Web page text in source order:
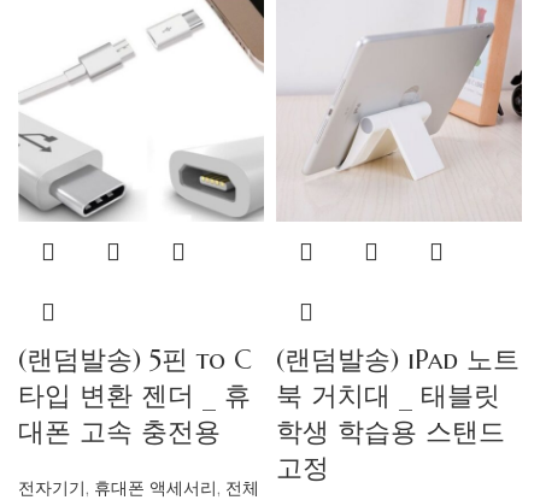
(랜덤발송) 5핀 to C
타입 변환 젠더 _ 휴
대폰 고속 충전용
전자기기, 휴대폰 액세서리, 전체
(랜덤발송) iPad 노트
북 거치대 _ 태블릿
학생 학습용 스탠드
고정